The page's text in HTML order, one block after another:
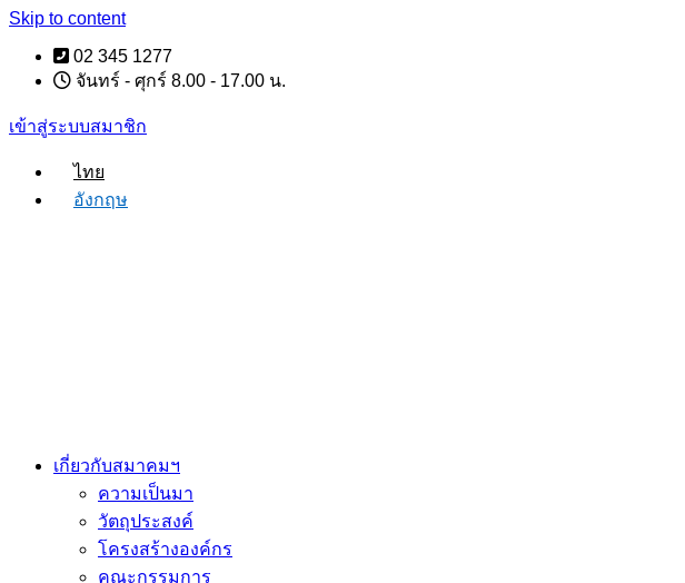
Skip to content
02 345 1277
จันทร์ - ศุกร์ 8.00 - 17.00 น.
เข้าสู่ระบบสมาชิก
ไทย
อังกฤษ
เกี่ยวกับสมาคมฯ
ความเป็นมา
วัตถุประสงค์
โครงสร้างองค์กร
คณะกรรมการ